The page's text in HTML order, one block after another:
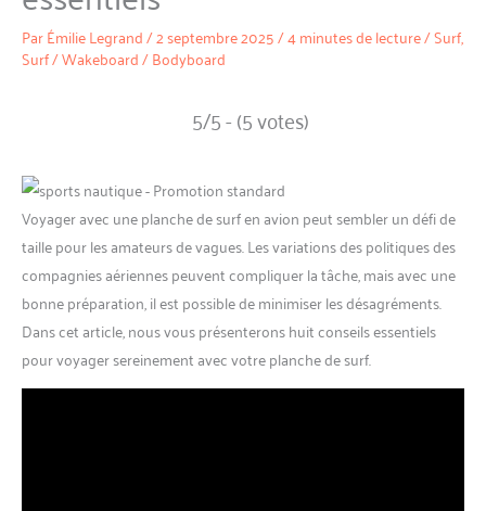
ParÉmilie Legrand/2 septembre 2025/4 minutes de lecture/Surf,
Surf / Wakeboard / Bodyboard
5/5 - (5 votes)
Voyager avec une planche de surf en avion peut sembler un défi de
taille pour les amateurs de vagues. Les variations des politiques des
compagnies aériennes peuvent compliquer la tâche, mais avec une
bonne préparation, il est possible de minimiser les désagréments.
Dans cet article, nous vous présenterons huit conseils essentiels
pour voyager sereinement avec votre planche de surf.